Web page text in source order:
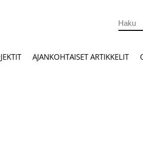
AJANKOHTAISET ARTIKKELIT